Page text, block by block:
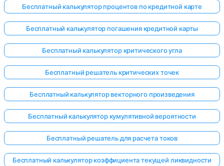
Бесплатный калькулятор процентов по кредитной карте
Бесплатный калькулятор погашения кредитной карты
Бесплатный калькулятор критического угла
Бесплатный решатель критических точек
Бесплатный калькулятор векторного произведения
Бесплатный калькулятор кумулятивной вероятности
Бесплатный решатель для расчета токов
Бесплатный калькулятор коэффициента текущей ликвидности